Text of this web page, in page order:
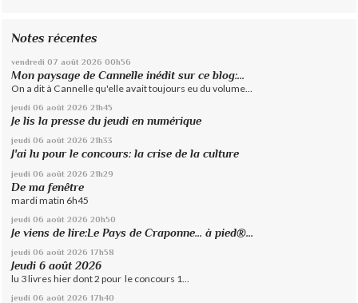
Notes récentes
vendredi 07 août 2026 00h56
Mon paysage de Cannelle inédit sur ce blog:...
On a dit à Cannelle qu'elle avait toujours eu du volume...
jeudi 06 août 2026 21h45
Je lis la presse du jeudi en numérique
jeudi 06 août 2026 21h33
J'ai lu pour le concours: la crise de la culture
jeudi 06 août 2026 21h29
De ma fenêtre
mardi matin 6h45
jeudi 06 août 2026 20h50
Je viens de lire:Le Pays de Craponne... à pied®...
jeudi 06 août 2026 17h58
Jeudi 6 août 2026
lu 3 livres hier dont 2 pour le concours 1...
jeudi 06 août 2026 17h40